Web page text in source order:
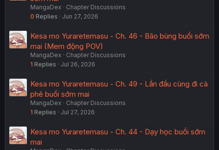
MangaDex
Chapter Discussions
0 Replies Jun 27, 2026
Kesa mo Yuraretemasu - Ch. 46 - Bão bùng buổi sớm
mai (Mem động POV)
MangaDex
Chapter Discussions
1 Replies Jul 26, 2026
Kesa mo Yuraretemasu - Ch. 49 - Lần đầu cùng đi cà
phê buổi sớm mai
MangaDex
Chapter Discussions
1 Replies Jul 27, 2026
Kesa mo Yuraretemasu - Ch. 44 - Dạy học buổi sớm
mai